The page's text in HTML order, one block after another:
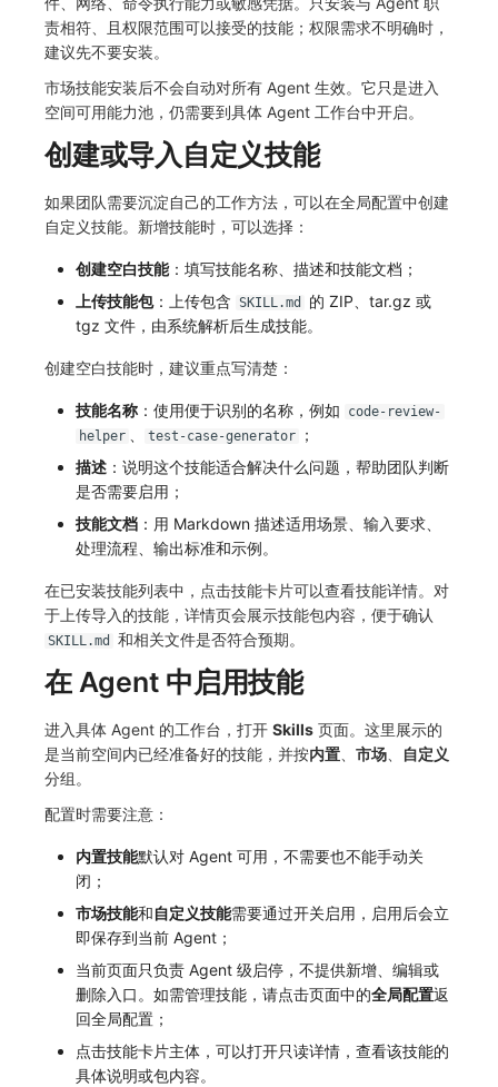
责相符、且权限范围可以接受的技能；权限需求不明确时，
建议先不要安装。
市场技能安装后不会自动对所有 Agent 生效。它只是进入
空间可用能力池，仍需要到具体 Agent 工作台中开启。
创建或导入自定义技能
如果团队需要沉淀自己的工作方法，可以在全局配置中创建
自定义技能。新增技能时，可以选择：
创建空白技能：填写技能名称、描述和技能文档；
上传技能包：上传包含 SKILL.md
的 ZIP、tar.gz 或
tgz 文件，由系统解析后生成技能。
创建空白技能时，建议重点写清楚：
技能名称：使用便于识别的名称，例如
code-review-
helper
test-case-generator
；
描述：说明这个技能适合解决什么问题，帮助团队判断
是否需要启用；
技能文档：用 Markdown 描述适用场景、输入要求、
处理流程、输出标准和示例。
在已安装技能列表中，点击技能卡片可以查看技能详情。对
于上传导入的技能，详情页会展示技能包内容，便于确认
SKILL.md 和相关文件是否符合预期。
在 Agent 中启用技能
进入具体 Agent 的工作台，打开 Skills 页面。这里展示的
是当前空间内已经准备好的技能，并按内置 市场
自定义
分组。
配置时需要注意：
内置技能默认对 Agent 可用，不需要也不能手动关
闭；
市场技能和自定义技能需要通过开关启用，启用后会立
即保存到当前 Agent；
当前页面只负责 Agent 级启停，不提供新增、编辑或
删除入口。如需管理技能，请点击页面中的全局配置返
回全局配置；
点击技能卡片主体，可以打开只读详情，查看该技能的
具体说明或包内容。